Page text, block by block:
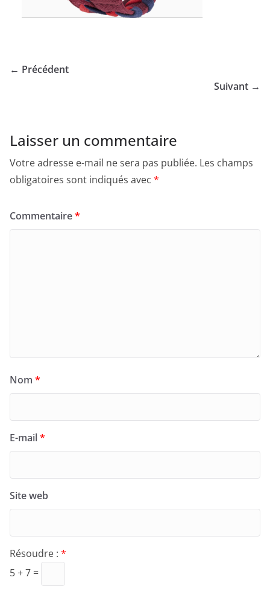
← Précédent
Suivant →
Laisser un commentaire
Votre adresse e-mail ne sera pas publiée. Les champs
obligatoires sont indiqués avec *
Commentaire*
Nom *
E-mail*
Site web
Résoudre : *
5 + 7 =